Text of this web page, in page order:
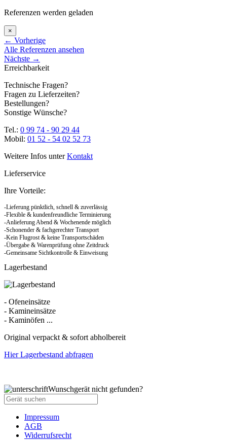
Referenzen werden geladen
×
← Vorherige
Alle Referenzen ansehen
Nächste →
Erreichbarkeit
Technische Fragen?
Fragen zu Lieferzeiten?
Bestellungen?
Sonstige Wünsche?
Tel.: 0 99 74 - 90 29 44
Mobil: 01 52 - 54 02 52 73
Weitere Infos unterKontakt
Lieferservice
Ihre Vorteile:
-Lieferung pünktlich, schnell & zuverlässig
-Flexible & kundenfreundliche Terminierung
-Anlieferung Abend & Wochenende möglich
-Schonender & fachgerechter Transport
-Kein Flugrost & keine Transportschäden
-Übergabe & Warenprüfung ohne Zeitdruck
-Gemeinsame Sichtkontrolle & Einweisung
Lagerbestand
- Ofeneinsätze
- Kamineinsätze
- Kaminöfen ...
Original verpackt & sofort abholbereit
Hier Lagerbestand abfragen
Wunschgerät nicht gefunden?
Impressum
AGB
Widerrufsrecht